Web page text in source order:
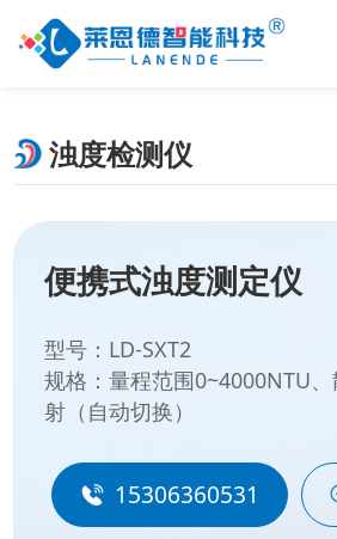
浊度检测仪
便携式浊度测定仪
型号：LD-SXT2
规格：量程范围0~4000NTU
射（自动切换）
15306360531